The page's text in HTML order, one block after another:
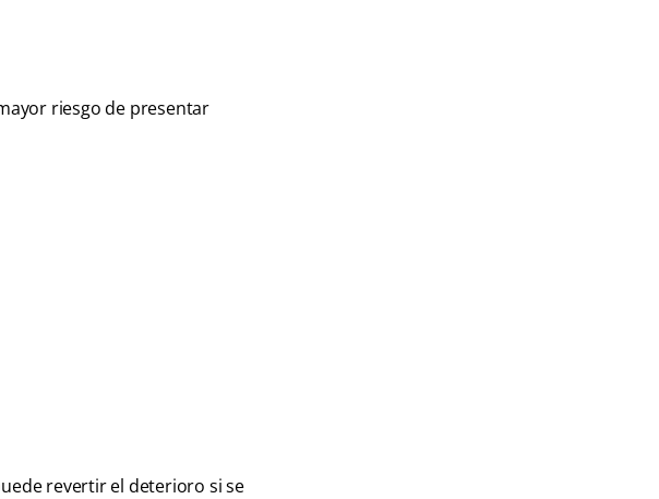
riesgo de presentar
revertir el deterioro si se